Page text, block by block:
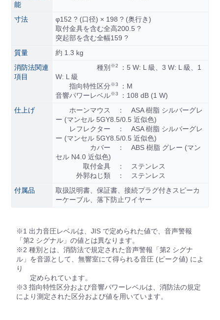
能
寸法
φ152 ? (口径) × 198 ? (奥行き)
取付金具を含む全高200.5 ?
突起部を含む全幅159 ?
質量
約 1.3 kg
消防法関連
項目
種別 ※2
：5 W: L 級、3 W: L 級、1
W: L 級
指向特性区分※3
：M
音響パワーレベル※3
：108 dB (1 W)
仕上げ
ホーンマウス ： ASA 樹脂 シルバーグレ
ー (マンセル 5GY8.5/0.5 近似色)
レフレクター ： ASA 樹脂 シルバーグレ
ー (マンセル 5GY8.5/0.5 近似色)
カバー ： ABS 樹脂 グレー (マン
セル N4.0 近似色)
取付金具 ： ステンレス
外郭ねじ類 ： ステンレス
付属品
取扱説明書、保証書、接続プラグ付きスピーカ
ーケーブル、落下防止ワイヤー
※1 出力音圧レベルは、JIS で定められた値で、音声警報
「第2 シグナル」の値とは異なります。
※2 種別とは、消防法で規定された音声警報「第2 シグナ
ル」を音源として、無響室にて得られる音圧 (ピーク値) によ
り
定められています。
※3 指向特性区分および音響パワーレベルは、消防法の規定
により測定された区分および値を用いています。